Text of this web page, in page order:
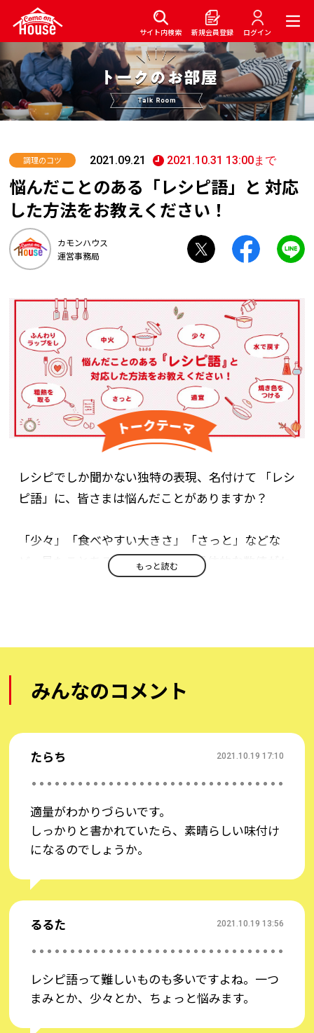
サイト内検索 新規会員登録 ログイン
調理のコツ 2021.09.21 2021.10.31 13:00まで
悩んだことのある「レシピ語」と 対応
した方法をお教えください！
カモンハウス
運営事務局
レシピでしか聞かない独特の表現、名付けて 「レシ
ピ語」に、皆さまは悩んだことがありますか？
「少々」「食べやすい大きさ」「さっと」などな
ど、見たことあるけど、感覚的で具体的な数値がわ
かりにくい、レシピ語。
困ったことがあるはず！？ぜひ、皆さまと共有しあ
【投稿例】
す・・。
・「大さじ」は15CCですよね！？計量スプーンでし
っかり測っています！
・いつも「少々」がわからなく、感覚で入れていま
す。皆さまいかがですか？
・弱火
・時々かきまぜる
・色が変わったら
もっと読む
みんなのコメント
たらち 2021.10.19 17:10
適量がわかりづらいです。
しっかりと書かれていたら、素晴らしい味付け
になるのでしょうか。
るるた 2021.10.19 13:56
レシピ語って難しいものも多いですよね。一つ
まみとか、少々とか、ちょっと悩みます。